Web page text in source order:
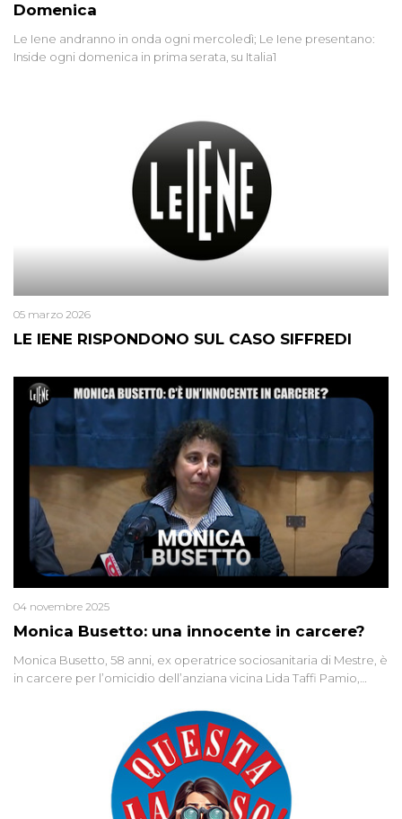
Domenica
Le Iene andranno in onda ogni mercoledì; Le Iene presentano:
Inside ogni domenica in prima serata, su Italia1
LE IENE RISPONDONO SUL CASO SIFFREDI
05 marzo 2026
Monica Busetto: una innocente in carcere?
04 novembre 2025
Monica Busetto, 58 anni, ex operatrice sociosanitaria di Mestre, è
in carcere per l’omicidio dell’anziana vicina Lida Taffi Pamio,
minuscola su una collanina, Monica si proclama innocente. Nel
2015 un’altra donna confessa lo stesso delitto, poi ritratta. Due
colpevoli per un solo omicidio: errore giudiziario o giustizia